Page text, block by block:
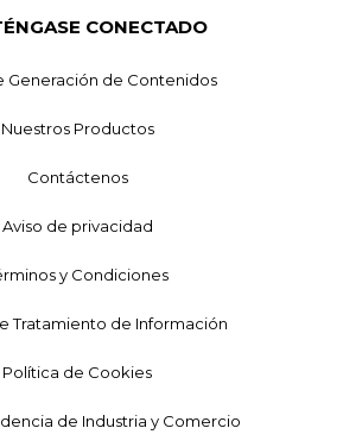
CONECTADO
Generación de Contenidos
Nuestros Productos
Contáctenos
Aviso de privacidad
y Condiciones
Tratamiento de Información
Política de Cookies
de Industria y Comercio